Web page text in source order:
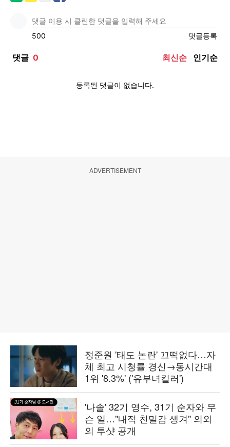
ADVERTISEMENT
정준원 '태도 논란' 끄떡없다…자
체 최고 시청률 경신→동시간대
1위 '8.3%' ('유부녀킬러')
'나솔' 32기 영수, 31기 순자와 무
슨 일…"내적 친밀감 생겨" 의외
의 투샷 공개